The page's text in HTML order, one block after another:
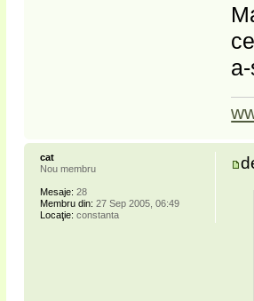
cat
Nou membru
Mesaje: 28
Membru din: 27 Sep 2005, 06:49
Locaţie: constanta